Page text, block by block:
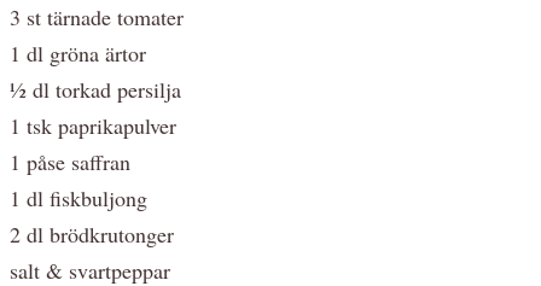
3 st tärnade tomater
1 dl gröna ärtor
½ dl torkad persilja
1 tsk paprikapulver
1 påse saffran
1 dl fiskbuljong
2 dl brödkrutonger
salt & svartpeppar